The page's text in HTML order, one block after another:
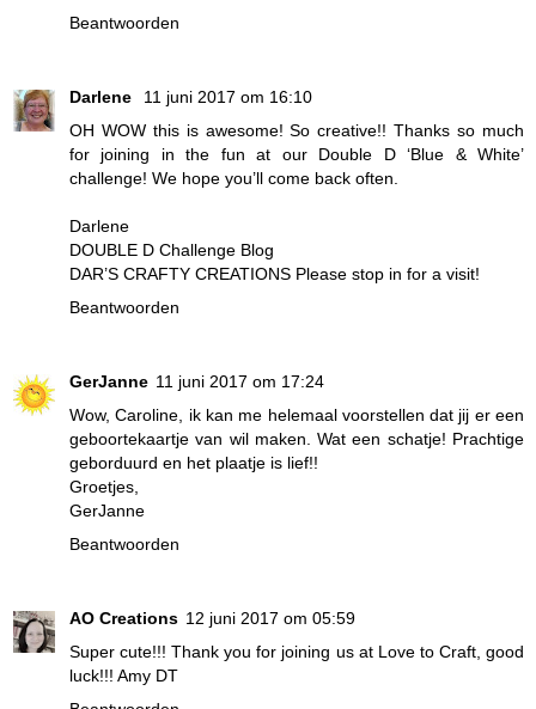
Beantwoorden
Darlene
11 juni 2017 om 16:10
OH WOW this is awesome! So creative!! Thanks so much
for joining in the fun at our Double D ‘Blue & White’
challenge! We hope you’ll come back often.
Darlene
DOUBLE D Challenge Blog
DAR’S CRAFTY CREATIONS Please stop in for a visit!
Beantwoorden
GerJanne 11 juni 2017 om 17:24
Wow, Caroline, ik kan me helemaal voorstellen dat jij er een
geboortekaartje van wil maken. Wat een schatje! Prachtige
geborduurd en het plaatje is lief!!
Groetjes,
GerJanne
Beantwoorden
AO Creations 12 juni 2017 om 05:59
Super cute!!! Thank you for joining us at Love to Craft, good
luck!!! Amy DT